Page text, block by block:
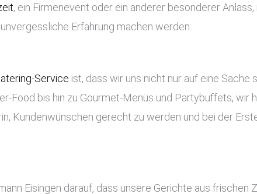
, ein Firmenevent oder ein anderer besonderer
Erfahrung machen werden.
Service ist, dass wir uns nicht nur auf eine
Food bis hin zu Gourmet-Menüs und Partybuffets, wir
Kundenwünschen gerecht zu werden und bei der
Eisingen darauf, dass unsere Gerichte aus